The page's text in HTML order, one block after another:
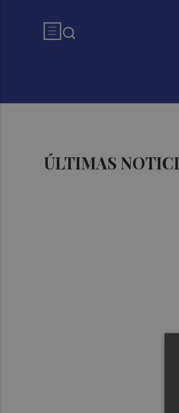
ÚLTIMAS